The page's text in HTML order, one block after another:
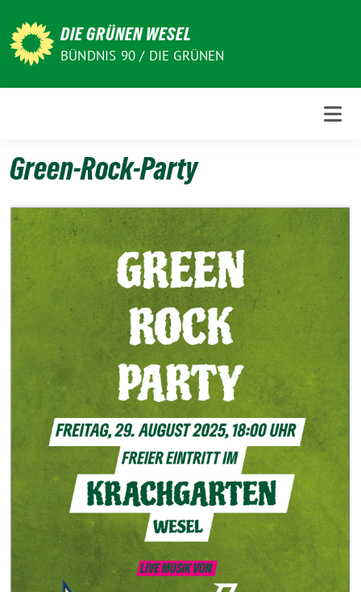
zum
Inhalt
DIE GRÜNEN WESEL
BÜNDNIS 90 / DIE GRÜNEN
Green-Rock-Party